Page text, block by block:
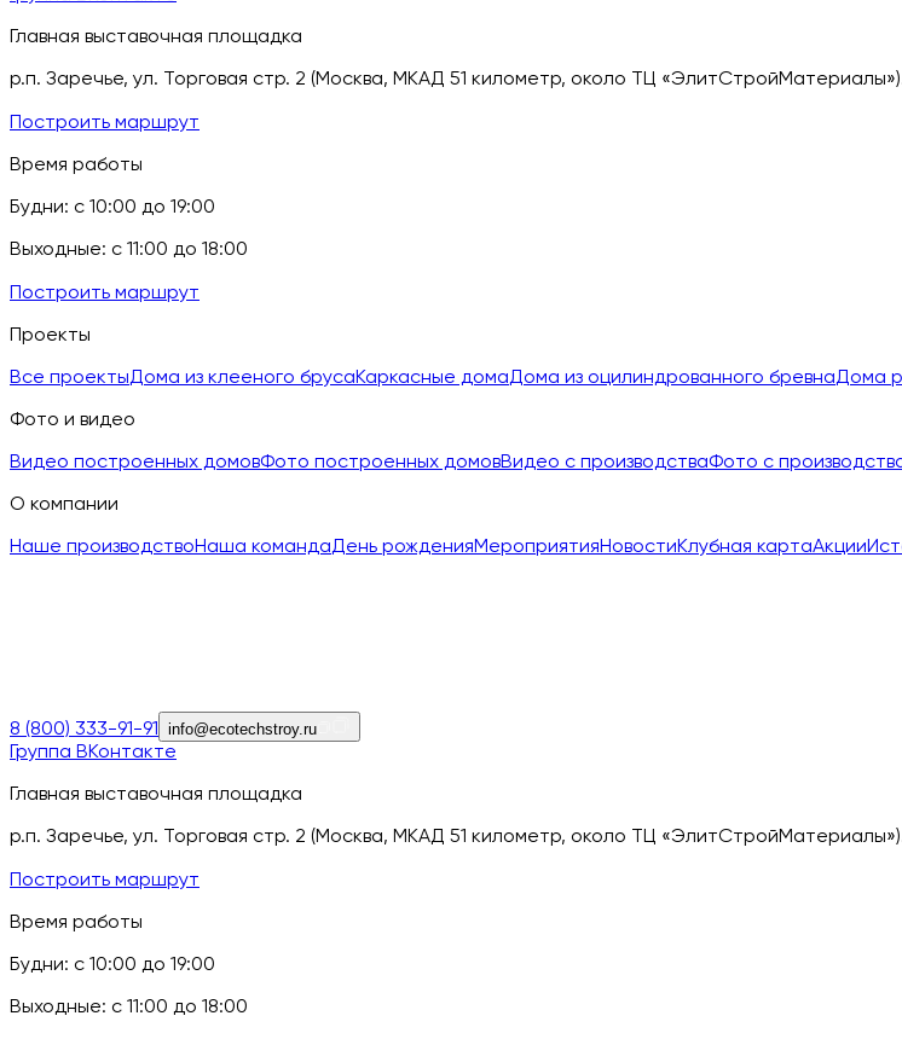
Главная выставочная площадка
р.п. Заречье, ул. Торговая стр. 2 (Москва, МКАД 51 километр, около ТЦ
Построить маршрут
Время работы
Будни: с 10:00 до 19:00
Выходные: с 11:00 до 18:00
Построить маршрут
Проекты
Все проектыДома из клееного брусаКаркасные домаДома из оцилиндрованного бревнаДома
Фото и видео
Видео построенных домовФото построенных домовВидео с производстваФото с
О компании
Наше производствоНаша командаДень рожденияМероприятияНовостиКлубная картаАкции
8 (800) 333-91-91 info@ecotechstroy.ru
Группа ВКонтакте
Главная выставочная площадка
р.п. Заречье, ул. Торговая стр. 2 (Москва, МКАД 51 километр, около ТЦ
Построить маршрут
Время работы
Будни: с 10:00 до 19:00
Выходные: с 11:00 до 18:00